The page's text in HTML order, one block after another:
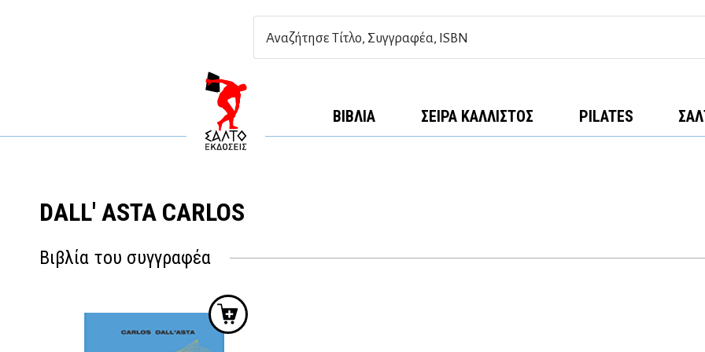
ΒΙΒΛΊΑ ΣΕΙΡΆ ΚΆΛΛΙΣΤΟΣ PILATES
DALL' ASTA CARLOS
Βιβλία του συγγραφέα